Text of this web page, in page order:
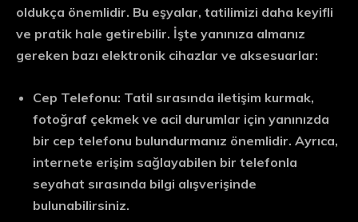
oldukça önemlidir. Bu eşyalar, tatilimizi daha keyifli
ve pratik hale getirebilir. İşte yanınıza almanız
gereken bazı elektronik cihazlar ve aksesuarlar:
Cep Telefonu: Tatil sırasında iletişim kurmak,
fotoğraf çekmek ve acil durumlar için yanınızda
bir cep telefonu bulundurmanız önemlidir. Ayrıca,
internete erişim sağlayabilen bir telefonla
seyahat sırasında bilgi alışverişinde
bulunabilirsiniz.